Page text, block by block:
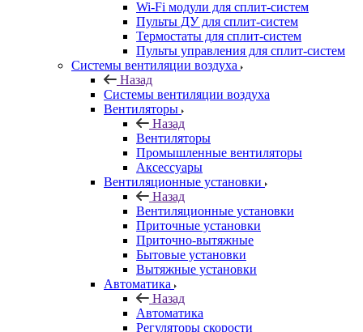
Wi-Fi модули для сплит-систем
Пульты ДУ для сплит-систем
Термостаты для сплит-систем
Пульты управления для сплит-систем
Системы вентиляции воздуха
Назад
Системы вентиляции воздуха
Вентиляторы
Назад
Вентиляторы
Промышленные вентиляторы
Аксессуары
Вентиляционные установки
Назад
Вентиляционные установки
Приточные установки
Приточно-вытяжные
Бытовые установки
Вытяжные установки
Автоматика
Назад
Автоматика
Регуляторы скорости